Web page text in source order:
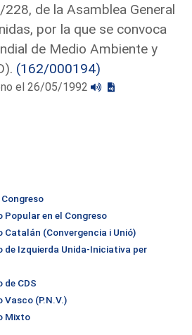
de la Asamblea General
por la que se convoca
de Medio Ambiente y
(162/000194)
el 26/05/1992
Popular en el Congreso
Catalán (Convergencia i Unió)
de Izquierda Unida-Iniciativa per
CDS
(P.N.V.)
Mixto